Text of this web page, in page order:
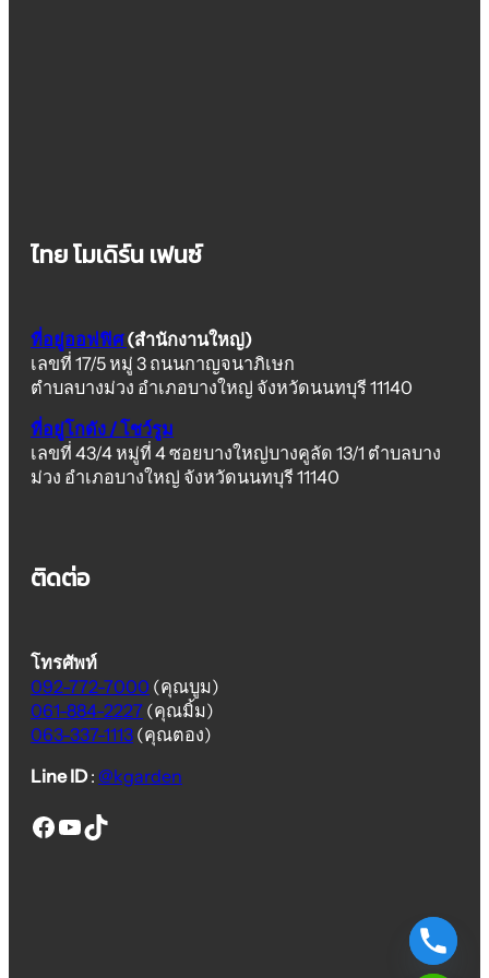
ไทย โมเดิร์น เฟนซ์
ที่อยู่ออฟฟิศ(สำนักงานใหญ่)
เลขที่ 17/5 หมู่ 3 ถนนกาญจนาภิเษก
ตำบลบางม่วง อำเภอบางใหญ่ จังหวัดนนทบุรี 11140
ที่อยู่โกดัง / โชว์รูม
เลขที่ 43/4 หมู่ที่ 4 ซอยบางใหญ่บางคูลัด 13/1 ตำบลบาง
ม่วง อำเภอบางใหญ่ จังหวัดนนทบุรี 11140
ติดต่อ
โทรศัพท์
092-772-7000 (คุณบูม)
061-884-2227 (คุณมิ้ม)
063-337-1113 (คุณตอง)
Line ID: @kgarden
thai euro fence thai euro fence thai euro fence